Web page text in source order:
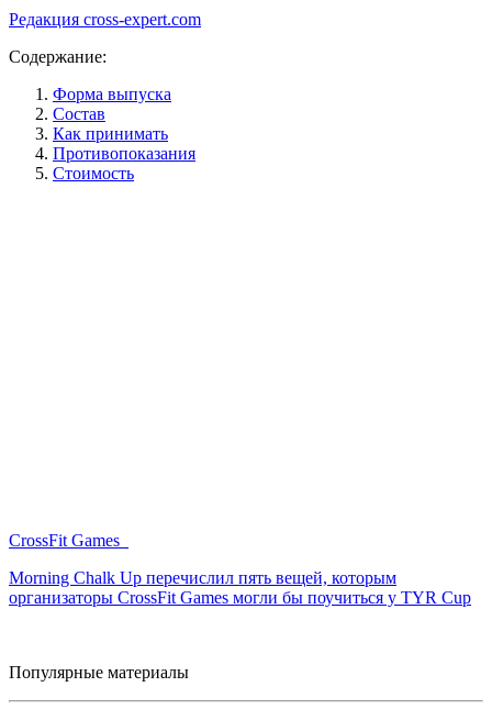
Редакция cross-expert.com
Содержание:
Форма выпуска
Состав
Как принимать
Противопоказания
Стоимость
CrossFit Games
Morning Chalk Up перечислил пять вещей, которым
организаторы CrossFit Games могли бы поучиться у TYR Cup
Популярные материалы